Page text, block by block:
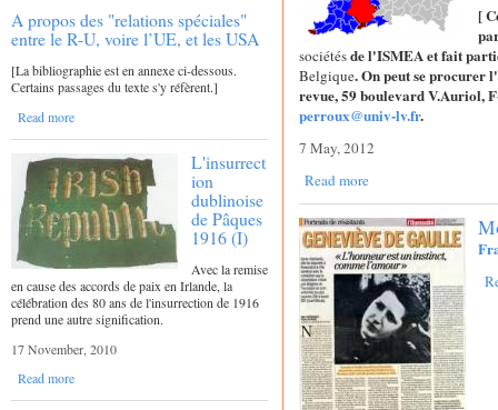
A propos des "relations spéciales"
entre le R-U, voire l’UE, et les USA
[La bibliographie est en annexe ci-dessous.
Certains passages du texte s'y réfèrent.]
Read more
L'insurrect
ion
dublinoise
de Pâques
1916 (I)
Avec la remise
en cause des accords de paix en Irlande, la
célébration des 80 ans de l'insurrection de 1916
prend une autre signification.
17 November, 2010
Read more
[
sociétésde l'ISMEA et fait
Belgique. On peut se procurer
revue, 59 boulevard V.Auriol,
perroux@univ-lv.fr.
7 May, 2012
Read more